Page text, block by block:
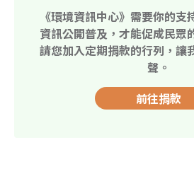
《環境資訊中心》需要你的支
資訊公開普及，才能促成民眾
請您加入定期捐款的行列，讓
聲。
前往捐款